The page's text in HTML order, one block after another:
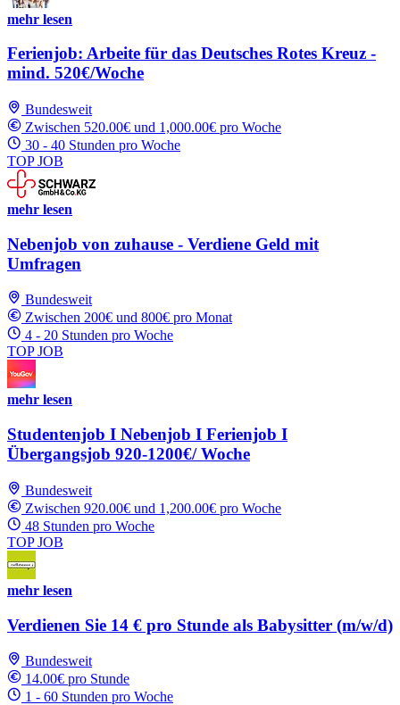
mehr lesen
Ferienjob: Arbeite für das Deutsches Rotes Kreuz -
mind. 520€/Woche
Bundesweit
Zwischen 520.00€ und 1,000.00€ pro Woche
30 - 40 Stunden pro Woche
TOP JOB
mehr lesen
Nebenjob von zuhause - Verdiene Geld mit
Umfragen
Bundesweit
Zwischen 200€ und 800€ pro Monat
4 - 20 Stunden pro Woche
TOP JOB
mehr lesen
Studentenjob I Nebenjob I Ferienjob I
Übergangsjob 920-1200€/ Woche
Bundesweit
Zwischen 920.00€ und 1,200.00€ pro Woche
48 Stunden pro Woche
TOP JOB
mehr lesen
Verdienen Sie 14 € pro Stunde als Babysitter (m/w/d)
Bundesweit
14.00€ pro Stunde
1 - 60 Stunden pro Woche